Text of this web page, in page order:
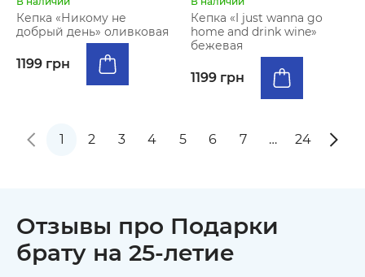
Кепка «Никому не
добрый день» оливковая
1199 грн
Кепка «I just wanna go
home and drink wine»
бежевая
1199 грн
1 2 3 4 5 6 7 … 24
Отзывы про Подарки
брату на 25-летие